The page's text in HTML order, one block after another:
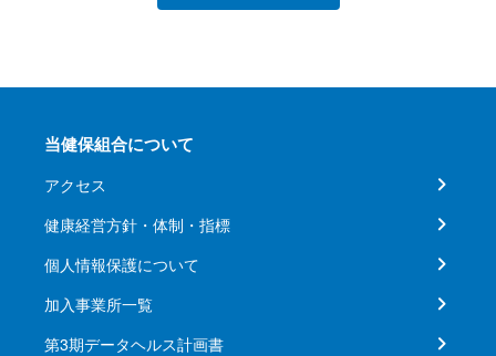
当健保組合について
アクセス
健康経営方針・体制・指標
個人情報保護について
加入事業所一覧
第3期データヘルス計画書